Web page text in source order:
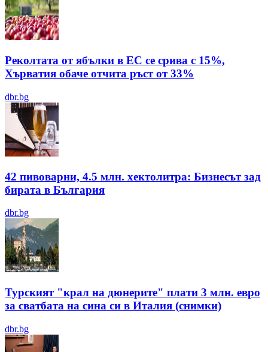
Реколтата от ябълки в ЕС се срива с 15%,
Хърватия обаче отчита ръст от 33%
dbr.bg
42 пивоварни, 4.5 млн. хектолитра: Бизнесът зад
бирата в България
dbr.bg
Турският "крал на дюнерите" плати 3 млн. евро
за сватбата на сина си в Италия (снимки)
dbr.bg